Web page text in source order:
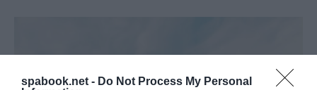
spabook.net - Do Not Process My Personal